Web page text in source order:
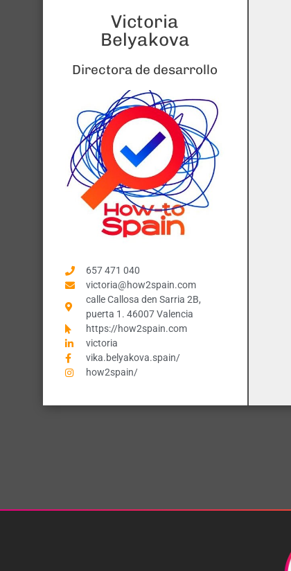
Victoria
Belyakova
Directora de desarrollo
657 471 040
victoria@how2spain.com
calle Callosa den Sarria 2B,
puerta 1. 46007 Valencia
https://how2spain.com
victoria
vika.belyakova.spain/
how2spain/